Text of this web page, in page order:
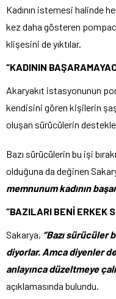
Kadının istemesi halinde
kez daha gösteren pompacı
klişesini de yıktılar.
“KADININ
Akaryakıt istasyonunun
kendisini gören kişilerin
oluşan sürücülerin
Bazı sürücülerin bu işi
olduğuna da değinen
memnunum kadının
“BAZILARI BENİ ERKEK
Sakarya, “Bazı sürücüler
diyorlar. Amca diyenler
anlayınca düzeltmeye
açıklamasında bulundu.